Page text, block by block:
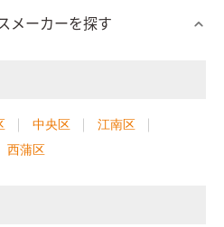
メーカーを探す
中央区
江南区
西蒲区